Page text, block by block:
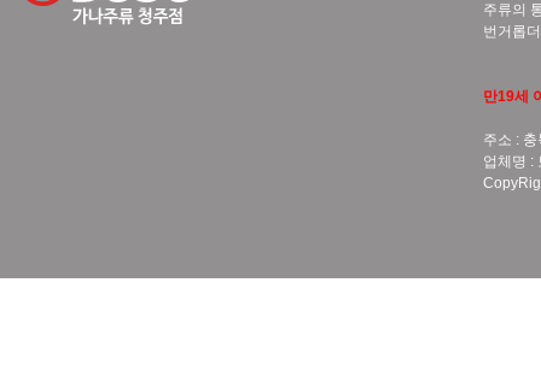
주류의
번거롭
만19세
주소 :
업체명 :